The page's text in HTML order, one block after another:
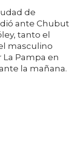
de
ante Chubut
tanto el
masculino
Pampa en
la mañana.